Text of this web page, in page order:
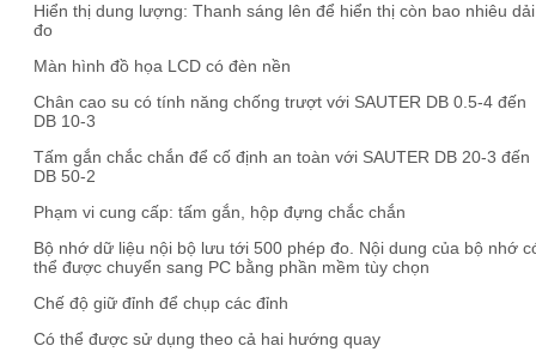
Hiển thị dung lượng: Thanh sáng lên để hiển thị còn bao nhiêu dải
đo
Màn hình đồ họa LCD có đèn nền
Chân cao su có tính năng chống trượt với SAUTER DB 0.5-4 đến
DB 10-3
Tấm gắn chắc chắn để cố định an toàn với SAUTER DB 20-3 đến
DB 50-2
Phạm vi cung cấp: tấm gắn, hộp đựng chắc chắn
Bộ nhớ dữ liệu nội bộ lưu tới 500 phép đo. Nội dung của bộ nhớ
thể được chuyển sang PC bằng phần mềm tùy chọn
Chế độ giữ đỉnh để chụp các đỉnh
Có thể được sử dụng theo cả hai hướng quay